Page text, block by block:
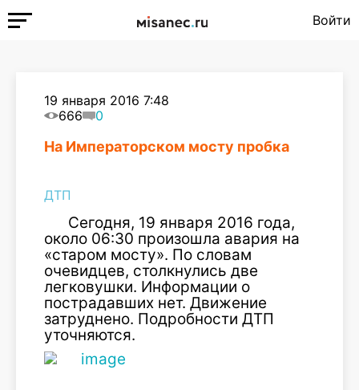
Войти
19 января 2016 7:48
666
0
На Императорском мосту пробка
ДТП
Сегодня, 19 января 2016 года,
около 06:30 произошла авария на
«старом мосту». По словам
очевидцев, столкнулись две
легковушки. Информации о
пострадавших нет. Движение
затруднено. Подробности ДТП
уточняются.